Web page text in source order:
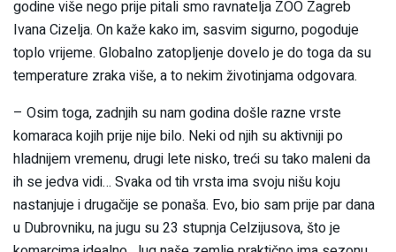
godine više nego prije pitali smo ravnatelja ZOO Zagreb
Ivana Cizelja. On kaže kako im, sasvim sigurno, pogoduje
toplo vrijeme. Globalno zatopljenje dovelo je do toga da su
temperature zraka više, a to nekim životinjama odgovara.
– Osim toga, zadnjih su nam godina došle razne vrste
komaraca kojih prije nije bilo. Neki od njih su aktivniji po
hladnijem vremenu, drugi lete nisko, treći su tako maleni da
ih se jedva vidi… Svaka od tih vrsta ima svoju nišu koju
nastanjuje i drugačije se ponaša. Evo, bio sam prije par dana
u Dubrovniku, na jugu su 23 stupnja Celzijusova, što je